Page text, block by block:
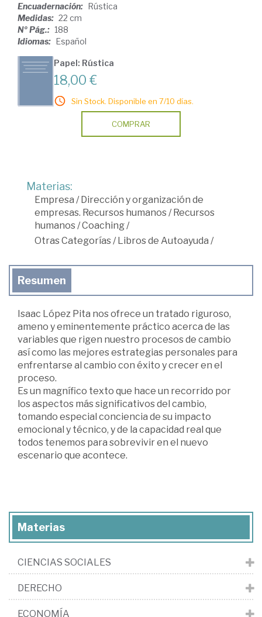
Encuadernación: Rústica
Medidas: 22 cm
Nº Pág.: 188
Idiomas: Español
Papel: Rústica
18,00 €
Sin Stock. Disponible en 7/10 días.
COMPRAR
Materias:
Empresa /Dirección y organización de
empresas. Recursos humanos/Recursos
humanos/Coaching/
Otras Categorías/Libros de Autoayuda /
Resumen
Isaac López Pita nos ofrece un tratado riguroso,
ameno y eminentemente práctico acerca de las
variables que rigen nuestro procesos de cambio
así como las mejores estrategias personales para
enfrentarse al cambio con éxito y crecer en el
proceso.
Es un magnífico texto que hace un recorrido por
los aspectos más significativos del cambio,
tomando especial conciencia de su impacto
emocional y técnico, y de la capacidad real que
todos tenemos para sobrevivir en el nuevo
escenario que acontece.
Materias
CIENCIAS SOCIALES
DERECHO
ECONOMÍA